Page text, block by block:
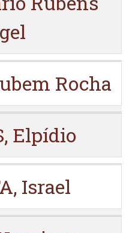
Rocha
Elpídio
Israel